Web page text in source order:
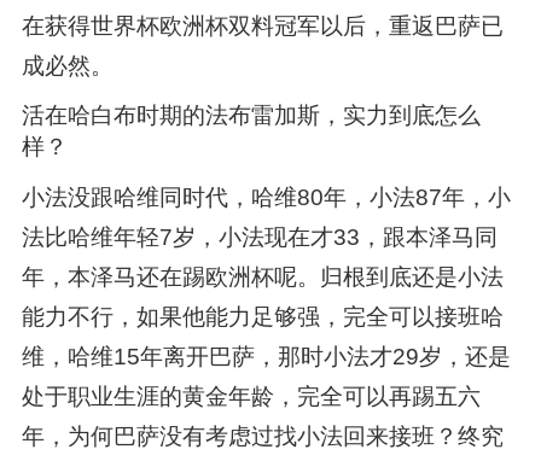
在获得世界杯欧洲杯双料冠军以后，重返巴萨已
成必然。
活在哈白布时期的法布雷加斯，实力到底怎么
样？
小法没跟哈维同时代，哈维80年，小法87年，小
法比哈维年轻7岁，小法现在才33，跟本泽马同
年，本泽马还在踢欧洲杯呢。归根到底还是小法
能力不行，如果他能力足够强，完全可以接班哈
维，哈维15年离开巴萨，那时小法才29岁，还是
处于职业生涯的黄金年龄，完全可以再踢五六
年，为何巴萨没有考虑过找小法回来接班？终究